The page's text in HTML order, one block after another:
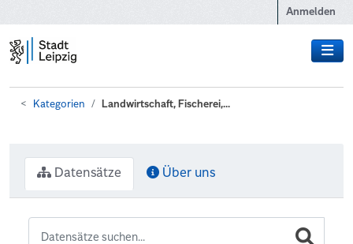
Anmelden
Kategorien Landwirtschaft, Fischerei,...
Datensätze Über uns